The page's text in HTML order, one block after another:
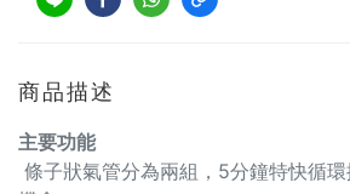
商品描述
主要功能
條子狀氣管分為兩組，5分鐘特快循